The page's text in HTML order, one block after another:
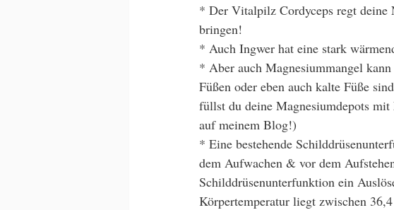
* Der Vitalpilz Cordyceps regt deine
bringen!
* Auch Ingwer hat eine stark
* Aber auch Magnesiummangel
Füßen oder eben auch kalte Füße
füllst du deine Magnesiumdepots
auf meinem Blog!)
* Eine bestehende
dem Aufwachen & vor dem
Schilddrüsenunterfunktion ein
Körpertemperatur liegt zwischen